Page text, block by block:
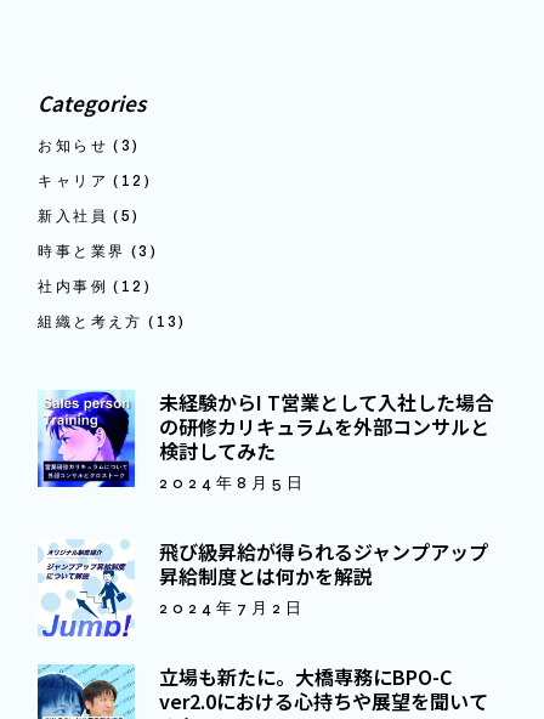
Categories
お知らせ (3)
キャリア (12)
新入社員 (5)
時事と業界 (3)
社内事例 (12)
組織と考え方 (13)
未経験からI T営業として入社した場合
の研修カリキュラムを外部コンサルと
検討してみた
2024年8月5日
飛び級昇給が得られるジャンプアップ
昇給制度とは何かを解説
2024年7月2日
立場も新たに。大橋専務にBPO-C
ver2.0における心持ちや展望を聞いて